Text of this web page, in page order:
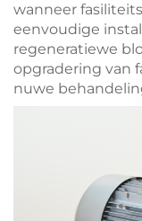
wanneer
eenvoudige
regeneratiewe
opgradering van
nuwe